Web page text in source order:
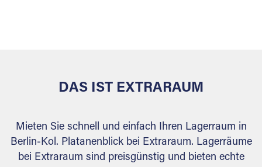
DAS IST EXTRARAUM
Mieten Sie schnell und einfach Ihren Lagerraum in
Berlin-Kol. Platanenblick bei Extraraum. Lagerräume
bei Extraraum sind preisgünstig und bieten echte